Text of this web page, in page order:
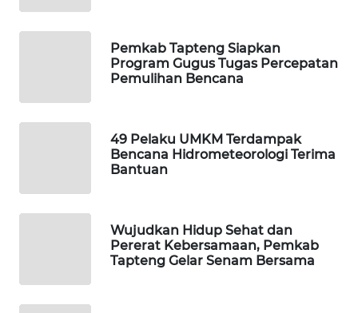
Pemkab Tapteng Siapkan
Program Gugus Tugas Percepatan
Pemulihan Bencana
49 Pelaku UMKM Terdampak
Bencana Hidrometeorologi Terima
Bantuan
Wujudkan Hidup Sehat dan
Pererat Kebersamaan, Pemkab
Tapteng Gelar Senam Bersama
PLN
WATCH